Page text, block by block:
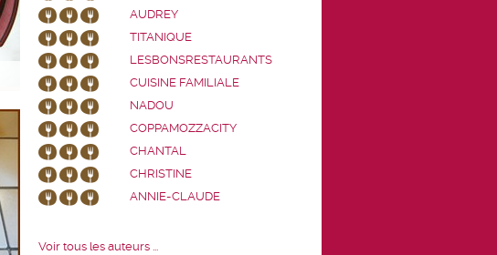
AUDREY
TITANIQUE
LESBONSRESTAURANTS
CUISINE FAMILIALE
NADOU
COPPAMOZZACITY
CHANTAL
CHRISTINE
ANNIE-CLAUDE
Voir tous les auteurs ...